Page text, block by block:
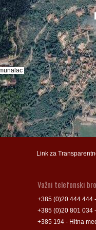
Link za
Važni telefonski
+385 (0)20 444 444
+385 (0)20 801 034
+385 194 - Hitna